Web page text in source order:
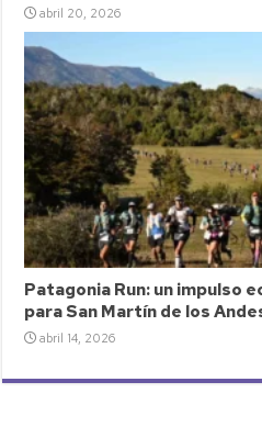
abril 20, 2026
Patagonia Run: un impulso
para San Martín de los
abril 14, 2026